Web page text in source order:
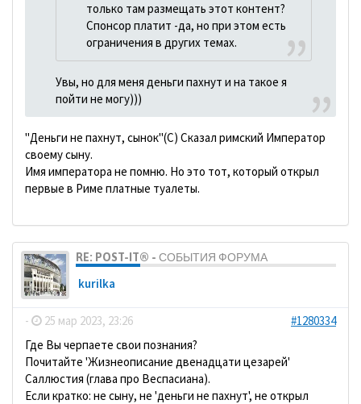
только там размещать этот контент?
Спонсор платит -да, но при этом есть
ограничения в других темах.
Увы, но для меня деньги пахнут и на такое я
пойти не могу)))
"Деньги не пахнут, сынок"(С) Сказал римский Император
своему сыну.
Имя императора не помню. Но это тот, который открыл
первые в Риме платные туалеты.
RE: POST-IT® - СОБЫТИЯ ФОРУМА
kurilka
- 25 мар 2023, 23:26
#1280334
Где Вы черпаете свои познания?
Почитайте 'Жизнеописание двенадцати цезарей'
Саллюстия (глава про Веспасиана).
Если кратко: не сыну, не 'деньги не пахнут', не открыл